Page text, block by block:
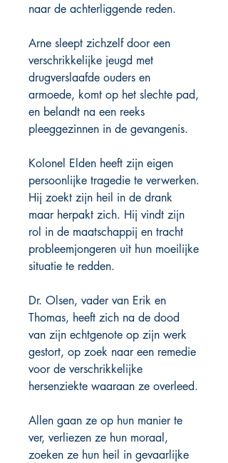
naar de achterliggende reden.
Arne sleept zichzelf door een
verschrikkelijke jeugd met
drugverslaafde ouders en
armoede, komt op het slechte pad,
en belandt na een reeks
pleeggezinnen in de gevangenis.
Kolonel Elden heeft zijn eigen
persoonlijke tragedie te verwerken.
Hij zoekt zijn heil in de drank
maar herpakt zich. Hij vindt zijn
rol in de maatschappij en tracht
probleemjongeren uit hun moeilijke
situatie te redden.
Dr. Olsen, vader van Erik en
Thomas, heeft zich na de dood
van zijn echtgenote op zijn werk
gestort, op zoek naar een remedie
voor de verschrikkelijke
hersenziekte waaraan ze overleed.
Allen gaan ze op hun manier te
ver, verliezen ze hun moraal,
zoeken ze hun heil in gevaarlijke